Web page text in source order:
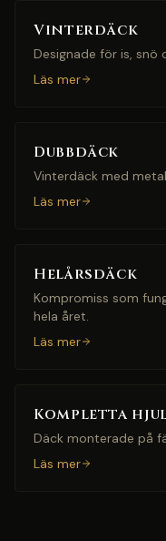
Vinterdäck
Designade för is, snö
Läs mer
Dubbdäck
Vinterdäck med
Läs mer
Helårsdäck
Kompromiss som
hela året.
Läs mer
Kompletta
Däck monterade på
Läs mer